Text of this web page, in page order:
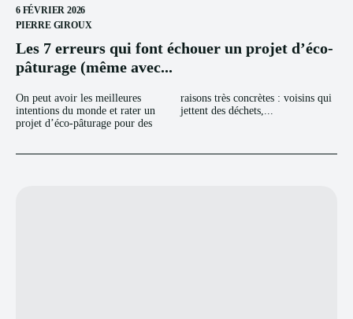
6 FÉVRIER 2026
PIERRE GIROUX
Les 7 erreurs qui font échouer un projet d’éco-
pâturage (même avec...
On peut avoir les meilleures
intentions du monde et rater un
projet d’éco-pâturage pour des
raisons très concrètes : voisins qui
jettent des déchets,...